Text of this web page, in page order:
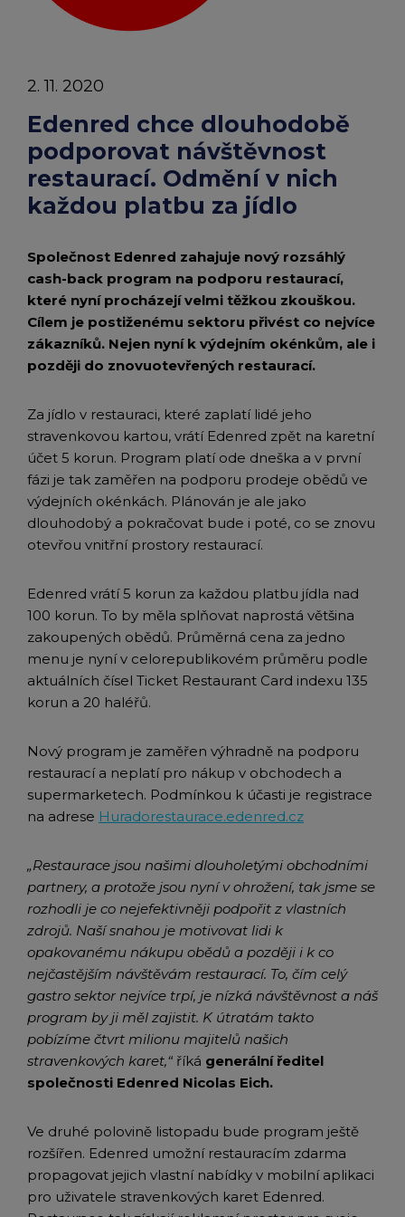
každou
za
jídlo
Tiskové
zprávy
Edenred
Peněženka Edenred Benefits
Edenred Card FKSP
TANKARTA Benefit od Edenred
Informace k migraci na Edenred Card
Edenred Benefits poukázky
Edenred Benefity Premium
Stravenkový portál
Qerko
Ostatní produkty
Edenred Čistý
Edenred Service
Kontakty
Edenred chce dlouhodobě
podporovat návštěvnost
restaurací. Odmění v nich
každou platbu za jídlo
2. 11. 2020
Společnost Edenred zahajuje nový rozsáhlý
cash-back program na podporu restaurací,
které nyní procházejí velmi těžkou zkouškou.
Cílem je postiženému sektoru přivést co nejvíce
zákazníků. Nejen nyní k výdejním okénkům, ale i
později do znovuotevřených restaurací.
Za jídlo v restauraci, které zaplatí lidé jeho
stravenkovou kartou, vrátí Edenred zpět na karetní
účet 5 korun. Program platí ode dneška a v první
fázi je tak zaměřen na podporu prodeje obědů ve
výdejních okénkách. Plánován je ale jako
dlouhodobý a pokračovat bude i poté, co se znovu
otevřou vnitřní prostory restaurací.
Edenred vrátí 5 korun za každou platbu jídla nad
100 korun. To by měla splňovat naprostá většina
zakoupených obědů. Průměrná cena za jedno
menu je nyní v celorepublikovém průměru podle
aktuálních čísel Ticket Restaurant Card indexu 135
korun a 20 haléřů.
Nový program je zaměřen výhradně na podporu
restaurací a neplatí pro nákup v obchodech a
supermarketech. Podmínkou k účasti je registrace
na adrese Huradorestaurace.edenred.cz
„Restaurace jsou našimi dlouholetými obchodními
partnery, a protože jsou nyní v ohrožení, tak jsme se
rozhodli je co nejefektivněji podpořit z vlastních
zdrojů. Naší snahou je motivovat lidi k
opakovanému nákupu obědů a později i k co
nejčastějším návštěvám restaurací. To, čím celý
gastro sektor nejvíce trpí, je nízká návštěvnost a náš
program by ji měl zajistit. K útratám takto
pobízíme čtvrt milionu majitelů našich
stravenkových karet,“ říká generální ředitel
společnosti Edenred Nicolas Eich.
Ve druhé polovině listopadu bude program ještě
rozšířen. Edenred umožní restauracím zdarma
propagovat jejich vlastní nabídky v mobilní aplikaci
pro uživatele stravenkových karet Edenred.